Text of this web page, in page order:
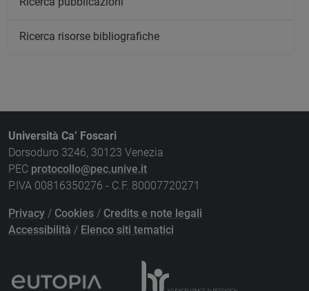
Ricerca risorse bibliografiche
Università Ca’ Foscari
Dorsoduro 3246, 30123 Venezia
PEC protocollo@pec.unive.it
P.IVA 00816350276 - C.F. 80007720271
Privacy / Cookies / Credits e note legali
Accessibilità / Elenco siti tematici